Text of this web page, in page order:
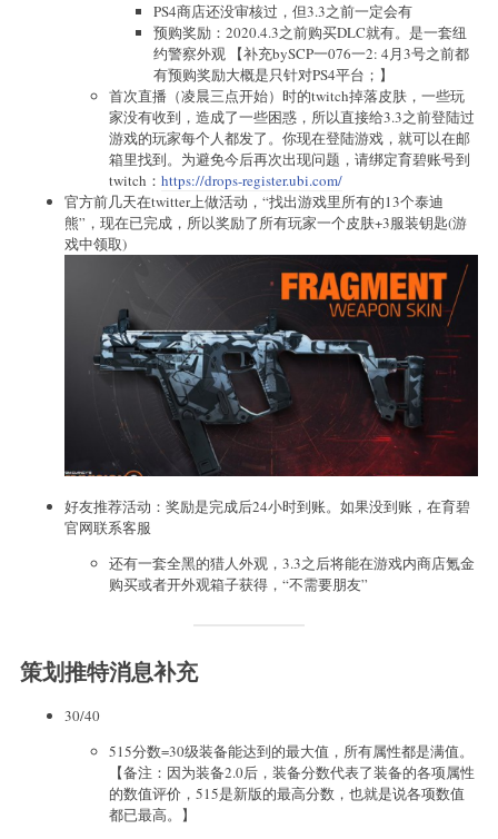
PS4商店还没审核过，但3.3之前一定会有
预购奖励：2020.4.3之前购买DLC就有。是一套纽
约警察外观 【补充bySCP一076一2: 4月3号之前都
有预购奖励大概是只针对PS4平台；】
首次直播（凌晨三点开始）时的twitch掉落皮肤，一些玩
家没有收到，造成了一些困惑，所以直接给3.3之前登陆过
游戏的玩家每个人都发了。你现在登陆游戏，就可以在邮
箱里找到。为避免今后再次出现问题，请绑定育碧账号到
twitch： https://drops-register.ubi.com/
官方前几天在twitter上做活动，“找出游戏里所有的13个泰迪
熊”，现在已完成，所以奖励了所有玩家一个皮肤+3服装钥匙(游
戏中领取)
好友推荐活动：奖励是完成后24小时到账。如果没到账，在育碧
官网联系客服
还有一套全黑的猎人外观，3.3之后将能在游戏内商店氪金
购买或者开外观箱子获得，“不需要朋友”
策划推特消息补充
30/40
515分数=30级装备能达到的最大值，所有属性都是满值。
【备注：因为装备2.0后，装备分数代表了装备的各项属性
的数值评价，515是新版的最高分数，也就是说各项数值
都已最高。】